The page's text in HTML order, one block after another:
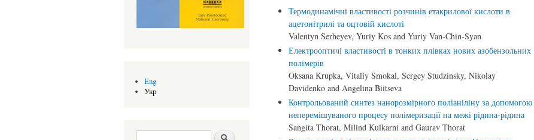
Eng
Укр
Search form Шукати
Термодинамічні властивості розчинів етакрилової кислоти в
ацетонітрилі та оцтовій кислоті
Valentyn Serheyev, Yuriy Kos and Yuriy Van-Chin-Syan
Електрооптичі властивості в тонких плівках нових азобензольних
полімерів
Oksana Krupka, Vitaliy Smokal, Sergey Studzinsky, Nikolay
Davidenko and Angelina Biitseva
Контрольований синтез нанорозмірного поліаніліну за допомогою
неперемішуваного процесу полімеризації на межі рідина-рідина
Sangita Thorat, Milind Kulkarni and Gaurav Thorat